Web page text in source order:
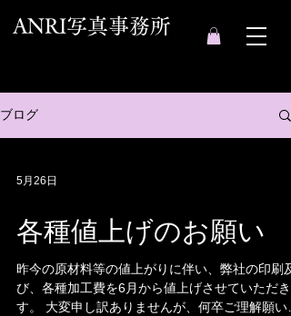
ANRI写真事務所
ブログ
5月26日
各種値上げのお願い
昨今の原材料等の値上がりに伴い、弊社の印刷及
び、各種加工費を6月から値上げさせていただき
す。 大変申し訳ありませんが、何卒ご理解願い